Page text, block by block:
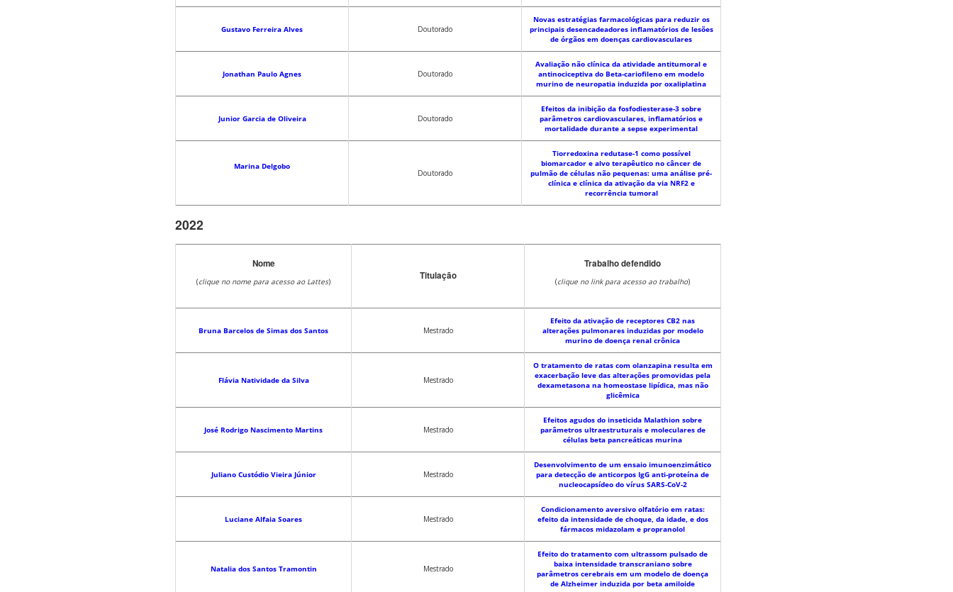
Gustavo Ferreira Alves Doutorado
Novas estratégias farmacológicas para reduzir os
principais desencadeadores inflamatórios de lesões
de órgãos em doenças cardiovasculares
Jonathan Paulo Agnes Doutorado
Avaliação não clínica da atividade antitumoral e
antinociceptiva do Beta-cariofileno em modelo
murino de neuropatia induzida por oxaliplatina
Junior Garcia de Oliveira Doutorado
Efeitos da inibição da fosfodiesterase-3 sobre
parâmetros cardiovasculares, inflamatórios e
mortalidade durante a sepse experimental
Marina Delgobo
Doutorado
Tiorredoxina redutase-1 como possível
biomarcador e alvo terapêutico no câncer de
pulmão de células não pequenas: uma análise pré-
clínica e clínica da ativação da via NRF2 e
recorrência tumoral
2022
Nome
(clique no nome para acesso ao Lattes) Titulação
Trabalho defendido
(clique no link para acesso ao trabalho)
Bruna Barcelos de Simas dos Santos Mestrado
Efeito da ativação de receptores CB2 nas
alterações pulmonares induzidas por modelo
murino de doença renal crônica
Flávia Natividade da Silva Mestrado
O tratamento de ratas com olanzapina resulta em
exacerbação leve das alterações promovidas pela
dexametasona na homeostase lipídica, mas não
glicêmica
José Rodrigo Nascimento Martins Mestrado
Efeitos agudos do inseticida Malathion sobre
parâmetros ultraestruturais e moleculares de
células beta pancreáticas murina
Juliano Custódio Vieira Júnior Mestrado
Desenvolvimento de um ensaio imunoenzimático
para detecção de anticorpos IgG anti-proteína de
nucleocapsídeo do vírus SARS-CoV-2
Luciane Alfaia Soares Mestrado
Condicionamento aversivo olfatório em ratas:
efeito da intensidade de choque, da idade, e dos
fármacos midazolam e propranolol
Natalia dos Santos Tramontin Mestrado
Efeito do tratamento com ultrassom pulsado de
baixa intensidade transcraniano sobre
parâmetros cerebrais em um modelo de doença
de Alzheimer induzida por beta amiloide